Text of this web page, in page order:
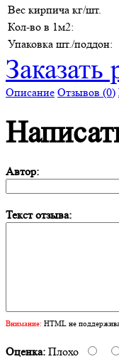
Вес кирпича кг/шт.
Кол-во в 1м2:
Упаковка шт./поддон:
Заказать
Описание Отзывов (0)
Автор:
Текст отзыва:
Внимание: HTML не
Оценка: Плохо